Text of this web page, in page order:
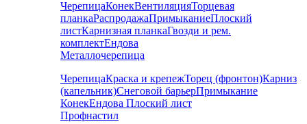
ЧерепицаКонекВентиляцияТорцевая
планкаРаспродажаПримыканиеПлоский
листКарнизная планкаГвозди и рем.
комплектЕндова
Металлочерепица
ЧерепицаКраска и крепежТорец (фронтон)Карниз
(капельник)Снеговой барьерПримыкание
КонекЕндова Плоский лист
Профнастил